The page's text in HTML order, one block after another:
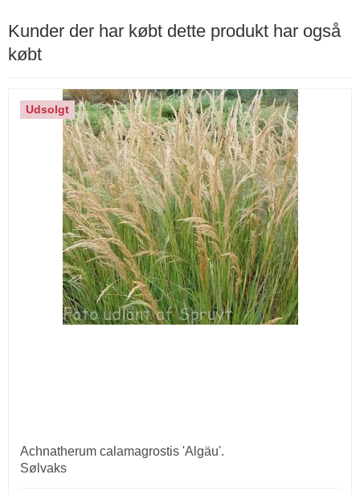
Kunder der har købt dette produkt har også
købt
Udsolgt
Achnatherum calamagrostis 'Algäu'.
Sølvaks